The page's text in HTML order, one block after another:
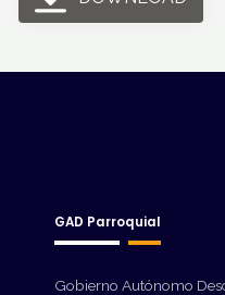
GAD Parroquial
Gobierno Autónomo